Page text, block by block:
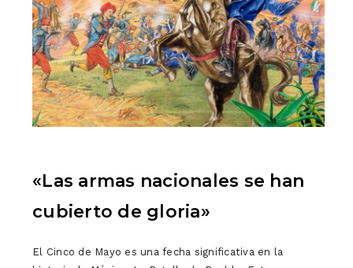
«Las armas nacionales se han
cubierto de gloria»
El Cinco de Mayo es una fecha significativa en la